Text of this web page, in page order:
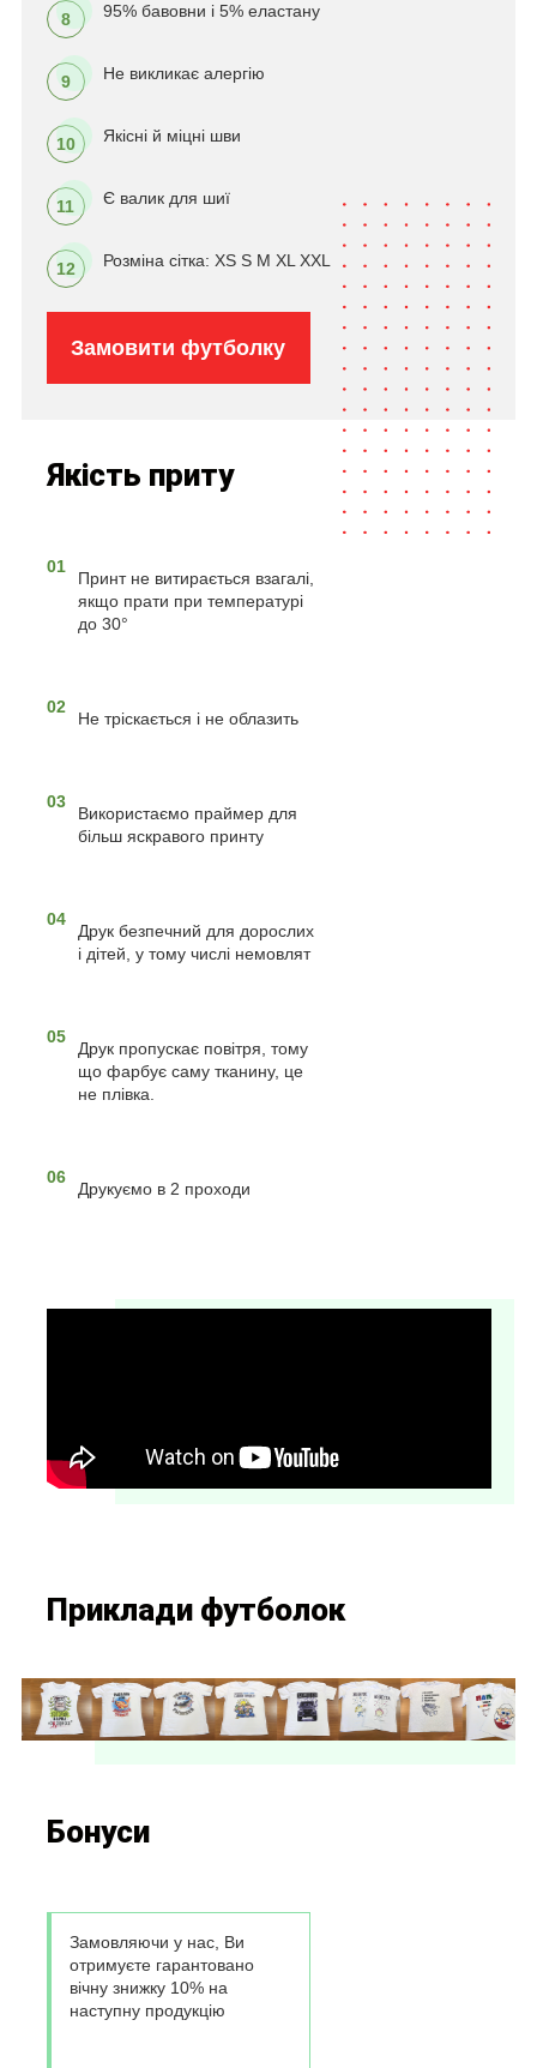
8 95% бавовни і 5% еластану
9 Не викликає алергію
10 Якісні й міцні шви
11 Є валик для шиї
12 Розміна сітка: XS S M XL XXL
Замовити футболку
Якість приту
01
Принт не витирається взагалі,
якщо прати при температурі
до 30°
02
Не тріскається і не облазить
03
Використаємо праймер для
більш яскравого принту
04
Друк безпечний для дорослих
і дітей, у тому числі немовлят
05
Друк пропускає повітря, тому
що фарбує саму тканину, це
не плівка.
06
Друкуємо в 2 проходи
Приклади футболок
Бонуси
Замовляючи у нас, Ви
отримуєте гарантовано
вічну знижку 10% на
наступну продукцію